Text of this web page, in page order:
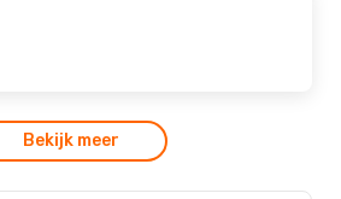
Bekijk meer